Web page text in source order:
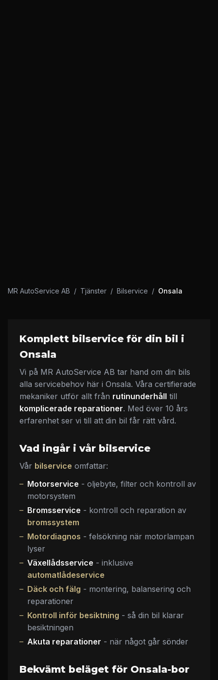
MR AutoService AB / Tjänster / Bilservice / Onsala
Komplett bilservice för din bil i
Onsala
Vi på MR AutoService AB tar hand om din bils
alla servicebehov här i Onsala. Våra certifierade
mekaniker utför allt från rutinunderhåll till
komplicerade reparationer. Med över 10 års
erfarenhet ser vi till att din bil får rätt vård.
Vad ingår i vår bilservice
Vår bilservice omfattar:
Motorservice - oljebyte, filter och kontroll av
motorsystem
Bromsservice - kontroll och reparation av
bromssystem
Motordiagnos - felsökning när motorlampan
lyser
Växellådsservice - inklusive
automatlådeservice
Däck och fälg - montering, balansering och
reparationer
Kontroll inför besiktning - så din bil klarar
besiktningen
Akuta reparationer - när något går sönder
Bekvämt beläget för Onsala-bor